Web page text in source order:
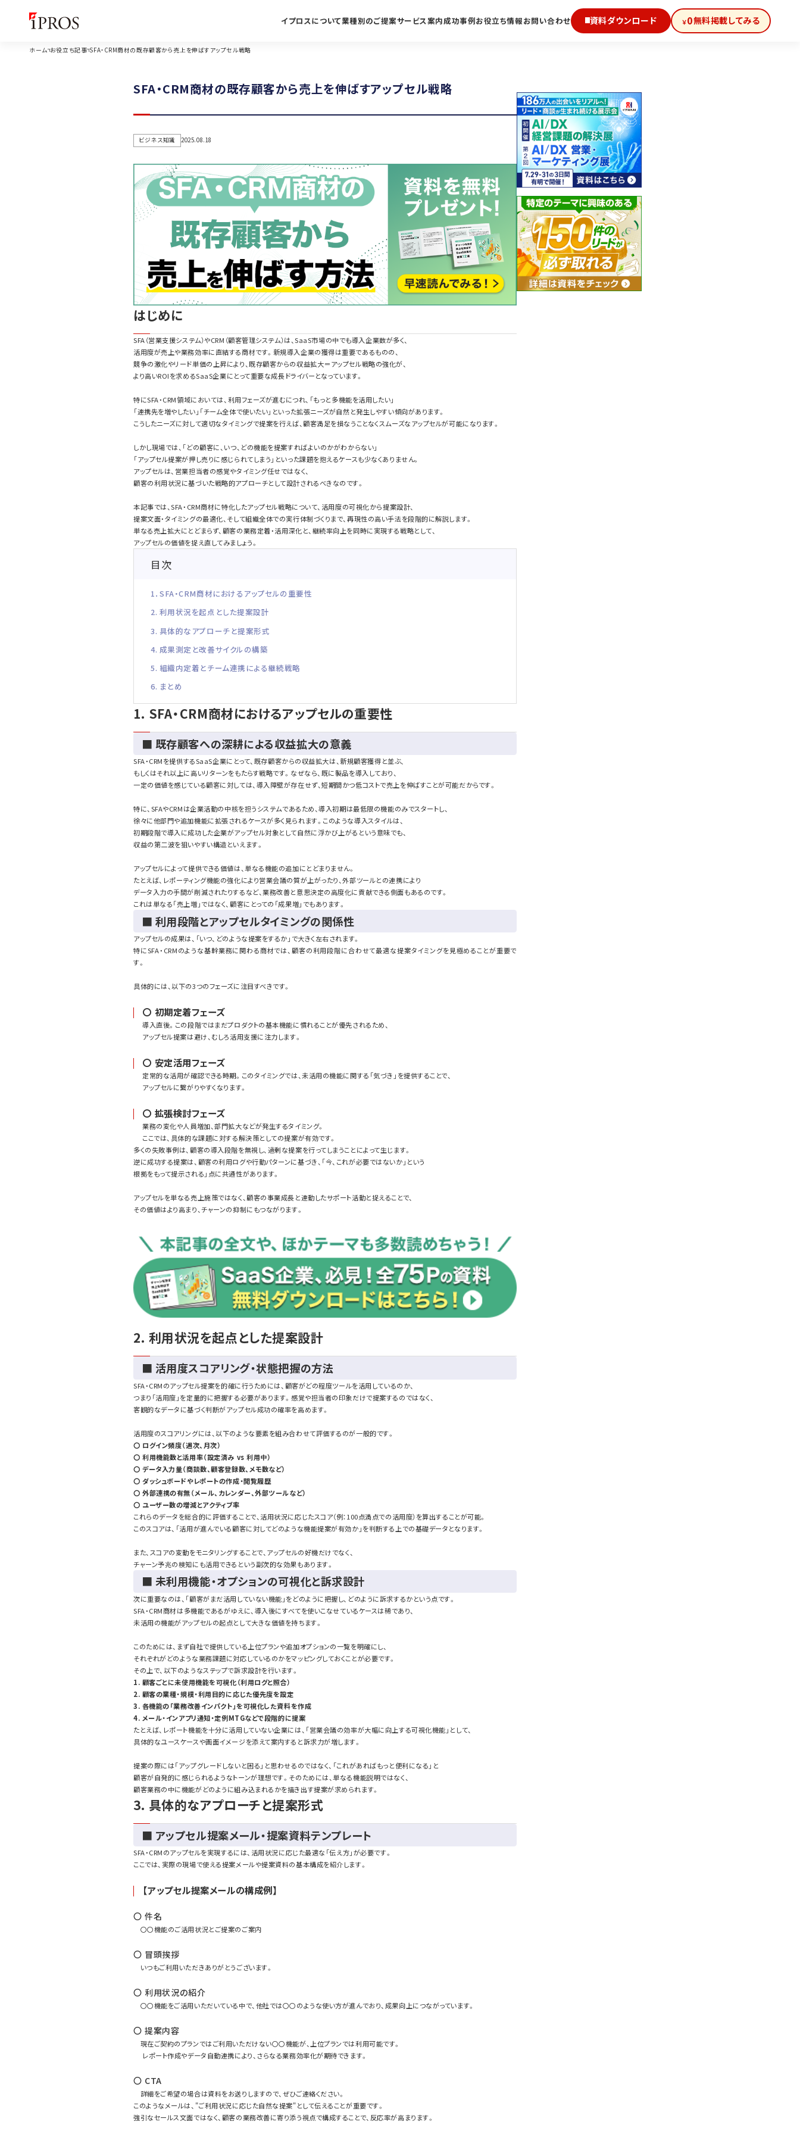
イプロスについて業種別のご提案サービス案内成功事例お役立ち情報お問い合わせ 資料ダウンロード ￥0無料掲載してみる
ホーム お役立ち記事 SFA・CRM商材の既存顧客から売上を伸ばすアップセル戦略
SFA・CRM商材の既存顧客から売上を伸ばすアップセル戦略
ビジネス知識 2025.08.18
はじめに
SFA（営業支援システム）やCRM（顧客管理システム）は、SaaS市場の中でも導入企業数が多く、
活用度が売上や業務効率に直結する商材です。新規導入企業の獲得は重要であるものの、
競争の激化やリード単価の上昇により、既存顧客からの収益拡大＝アップセル戦略の強化が、
より高いROIを求めるSaaS企業にとって重要な成長ドライバーとなっています。
特にSFA・CRM領域においては、利用フェーズが進むにつれ、「もっと多機能を活用したい」
「連携先を増やしたい」「チーム全体で使いたい」といった拡張ニーズが自然と発生しやすい傾向があります。
こうしたニーズに対して適切なタイミングで提案を行えば、顧客満足を損なうことなくスムーズなアップセルが可能になります。
しかし現場では、「どの顧客に、いつ、どの機能を提案すればよいのかがわからない」
「アップセル提案が押し売りに感じられてしまう」といった課題を抱えるケースも少なくありません。
アップセルは、営業担当者の感覚やタイミング任せではなく、
顧客の利用状況に基づいた戦略的アプローチとして設計されるべきなのです。
本記事では、SFA・CRM商材に特化したアップセル戦略について、活用度の可視化から提案設計、
提案文面・タイミングの最適化、そして組織全体での実行体制づくりまで、再現性の高い手法を段階的に解説します。
単なる売上拡大にとどまらず、顧客の業務定着・活用深化と、継続率向上を同時に実現する戦略として、
アップセルの価値を捉え直してみましょう。
目次
1．SFA・CRM商材におけるアップセルの重要性
2. 利用状況を起点とした提案設計
3. 具体的なアプローチと提案形式
4. 成果測定と改善サイクルの構築
5. 組織内定着とチーム連携による継続戦略
6. まとめ
1. SFA・CRM商材におけるアップセルの重要性
■ 既存顧客への深耕による収益拡大の意義
SFA・CRMを提供するSaaS企業にとって、既存顧客からの収益拡大は、新規顧客獲得と並ぶ、
もしくはそれ以上に高いリターンをもたらす戦略です。なぜなら、既に製品を導入しており、
一定の価値を感じている顧客に対しては、導入障壁が存在せず、短期間かつ低コストで売上を伸ばすことが可能だからです。
特に、SFAやCRMは企業活動の中核を担うシステムであるため、導入初期は最低限の機能のみでスタートし、
徐々に他部門や追加機能に拡張されるケースが多く見られます。このような導入スタイルは、
初期段階で導入に成功した企業がアップセル対象として自然に浮かび上がるという意味でも、
収益の第二波を狙いやすい構造といえます。
アップセルによって提供できる価値は、単なる機能の追加にとどまりません。
たとえば、レポーティング機能の強化により営業会議の質が上がったり、外部ツールとの連携により
データ入力の手間が削減されたりするなど、業務改善と意思決定の高度化に貢献できる側面もあるのです。
これは単なる「売上増」ではなく、顧客にとっての「成果増」でもあります。
■ 利用段階とアップセルタイミングの関係性
アップセルの成果は、「いつ、どのような提案をするか」で大きく左右されます。
特にSFA・CRMのような基幹業務に関わる商材では、顧客の利用段階に合わせて最適な提案タイミングを見極めることが重要で
す。
具体的には、以下の3つのフェーズに注目すべきです。
〇 初期定着フェーズ
導入直後。この段階ではまだプロダクトの基本機能に慣れることが優先されるため、
アップセル提案は避け、むしろ活用支援に注力します。
〇 安定活用フェーズ
定常的な活用が確認できる時期。このタイミングでは、未活用の機能に関する「気づき」を提供することで、
アップセルに繋がりやすくなります。
〇 拡張検討フェーズ
業務の変化や人員増加、部門拡大などが発生するタイミング。
ここでは、具体的な課題に対する解決策としての提案が有効です。
多くの失敗事例は、顧客の導入段階を無視し、過剰な提案を行ってしまうことによって生じます。
逆に成功する提案は、顧客の利用ログや行動パターンに基づき、「今、これが必要ではないか」という
根拠をもって提示される」点に共通性があります。
アップセルを単なる売上施策ではなく、顧客の事業成長と連動したサポート活動と捉えることで、
その価値はより高まり、チャーンの抑制にもつながります。
2. 利用状況を起点とした提案設計
■ 活用度スコアリング・状態把握の方法
SFA・CRMのアップセル提案を的確に行うためには、顧客がどの程度ツールを活用しているのか、
つまり「活用度」を定量的に把握する必要があります。感覚や担当者の印象だけで提案するのではなく、
客観的なデータに基づく判断がアップセル成功の確率を高めます。
活用度のスコアリングには、以下のような要素を組み合わせて評価するのが一般的です。
〇 ログイン頻度（週次、月次）
〇 利用機能数と活用率（設定済み vs 利用中）
〇 データ入力量（商談数、顧客登録数、メモ数など）
〇 ダッシュボードやレポートの作成・閲覧履歴
〇 外部連携の有無（メール、カレンダー、外部ツールなど）
〇 ユーザー数の増減とアクティブ率
これらのデータを総合的に評価することで、活用状況に応じたスコア（例：100点満点での活用度）を算出することが可能。
このスコアは、「活用が進んでいる顧客に対してどのような機能提案が有効か」を判断する上での基礎データとなります。
また、スコアの変動をモニタリングすることで、アップセルの好機だけでなく、
チャーン予兆の検知にも活用できるという副次的な効果もあります。
■ 未利用機能・オプションの可視化と訴求設計
次に重要なのは、「顧客がまだ活用していない機能」をどのように把握し、どのように訴求するかという点です。
SFA・CRM商材は多機能であるがゆえに、導入後にすべてを使いこなせているケースは稀であり、
未活用の機能がアップセルの起点として大きな価値を持ちます。
このためには、まず自社で提供している上位プランや追加オプションの一覧を明確にし、
それぞれがどのような業務課題に対応しているのかをマッピングしておくことが必要です。
その上で、以下のようなステップで訴求設計を行います。
1. 顧客ごとに未使用機能を可視化（利用ログと照合）
2. 顧客の業種・規模・利用目的に応じた優先度を設定
3. 各機能の「業務改善インパクト」を可視化した資料を作成
4. メール・インアプリ通知・定例MTGなどで段階的に提案
たとえば、レポート機能を十分に活用していない企業には、「営業会議の効率が大幅に向上する可視化機能」として、
具体的なユースケースや画面イメージを添えて案内すると訴求力が増します。
提案の際には「アップグレードしないと困る」と思わせるのではなく、「これがあればもっと便利になる」と
顧客が自発的に感じられるようなトーンが理想です。そのためには、単なる機能説明ではなく、
顧客業務の中に機能がどのように組み込まれるかを描き出す提案が求められます。
3. 具体的なアプローチと提案形式
■ アップセル提案メール・提案資料テンプレート
SFA・CRMのアップセルを実現するには、活用状況に応じた最適な「伝え方」が必要です。
ここでは、実際の現場で使える提案メールや提案資料の基本構成を紹介します。
【アップセル提案メールの構成例】
〇 件名
〇〇機能のご活用状況とご提案のご案内
〇 冒頭挨拶
いつもご利用いただきありがとうございます。
〇 利用状況の紹介
〇〇機能をご活用いただいている中で、他社では〇〇のような使い方が進んでおり、成果向上につながっています。
〇 提案内容
現在ご契約のプランではご利用いただけない〇〇機能が、上位プランでは利用可能です。
レポート作成やデータ自動連携により、さらなる業務効率化が期待できます。
〇 CTA
詳細をご希望の場合は資料をお送りしますので、ぜひご連絡ください。
このようなメールは、"ご利用状況に応じた自然な提案"として伝えることが重要です。
強引なセールス文面ではなく、顧客の業務改善に寄り添う視点で構成することで、反応率が高まります。